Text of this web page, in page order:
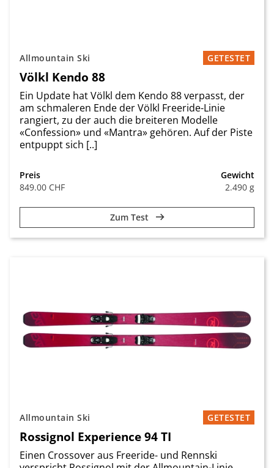
Allmountain Ski GETESTET
Völkl Kendo 88
Ein Update hat Völkl dem Kendo 88 verpasst, der
am schmaleren Ende der Völkl Freeride-Linie
rangiert, zu der auch die breiteren Modelle
«Confession» und «Mantra» gehören. Auf der Piste
entpuppt sich [..]
Preis
849.00 CHF
Gewicht
2.490 g
Zum Test
Allmountain Ski GETESTET
Rossignol Experience 94 TI
Einen Crossover aus Freeride- und Rennski